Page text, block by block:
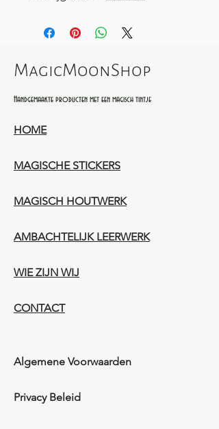
MagicMoonShop
Handgemaakte producten met een magisch tintje
HOME
MAGISCHE STICKERS
MAGISCH HOUTWERK
AMBACHTELIJK LEERWERK​
WIE ZIJN WIJ​​
CONTACT
Algemene Voorwaarden
Privacy Beleid